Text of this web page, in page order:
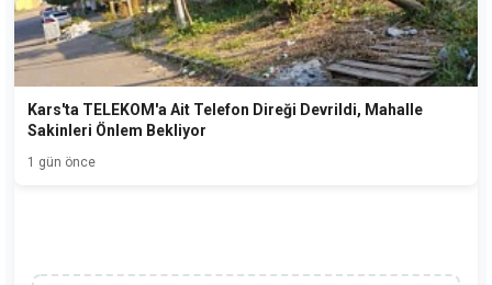
Kars'ta TELEKOM'a Ait Telefon Direği Devrildi, Mahalle
Sakinleri Önlem Bekliyor
1 gün önce